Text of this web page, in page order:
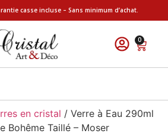
casse incluse – Sans minimum d’achat.
0
en cristal / Verre à Eau 290ml
Bohême Taillé – Moser